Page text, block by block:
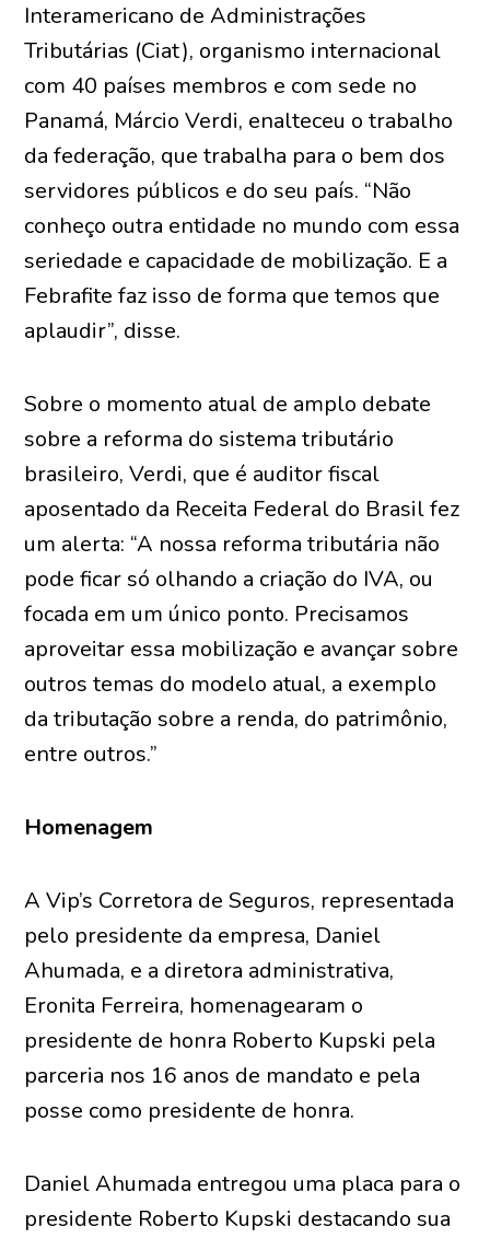
Interamericano de Administrações
Tributárias (Ciat), organismo internacional
com 40 países membros e com sede no
Panamá, Márcio Verdi, enalteceu o trabalho
da federação, que trabalha para o bem dos
servidores públicos e do seu país. “Não
conheço outra entidade no mundo com essa
seriedade e capacidade de mobilização. E a
Febrafite faz isso de forma que temos que
aplaudir”, disse.
Sobre o momento atual de amplo debate
sobre a reforma do sistema tributário
brasileiro, Verdi, que é auditor fiscal
aposentado da Receita Federal do Brasil fez
um alerta: “A nossa reforma tributária não
pode ficar só olhando a criação do IVA, ou
focada em um único ponto. Precisamos
aproveitar essa mobilização e avançar sobre
outros temas do modelo atual, a exemplo
da tributação sobre a renda, do patrimônio,
entre outros.”
Homenagem
A Vip’s Corretora de Seguros, representada
pelo presidente da empresa, Daniel
Ahumada, e a diretora administrativa,
Eronita Ferreira, homenagearam o
presidente de honra Roberto Kupski pela
parceria nos 16 anos de mandato e pela
posse como presidente de honra.
Daniel Ahumada entregou uma placa para o
presidente Roberto Kupski destacando sua